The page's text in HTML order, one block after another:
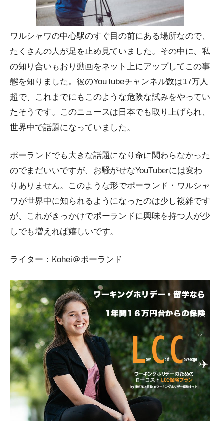
ワルシャワの中心駅のすぐ目の前にある場所なので、
たくさんの人が足を止め見ていました。その中に、私
の知り合いもおり動画をネット上にアップしてこの事
態を知りました。彼のYouTubeチャンネル数は17万人
超で、これまでにもこのような危険な試みをやってい
たそうです。このニュースは日本でも取り上げられ、
世界中で話題になっていました。
ポーランドでも大きな話題になり命に関わらなかった
のでまだいいですが、お騒がせなYouTuberには変わ
りありません。このような形でポーランド・ワルシャ
ワが世界中に知られるようになったのは少し複雑です
が、これがきっかけでポーランドに興味を持つ人が少
しでも増えれば嬉しいです。
ライター：Kohei＠ポーランド